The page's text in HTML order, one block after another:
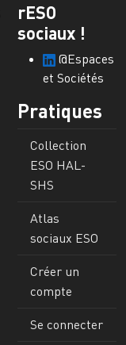
rESO
sociaux !
@Espaces
et Sociétés
Pratiques
Collection
ESO HAL-
SHS
Atlas
sociaux ESO
Créer un
compte
Se connecter